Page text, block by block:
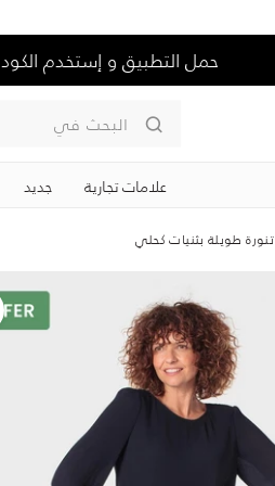
حمل التطبيق و إستخدم الكود APPY للحصول على خصم 20% من السعر الكامل
البحث في
علامات تجارية جديد
تنورة طويلة بثنيات كحلي